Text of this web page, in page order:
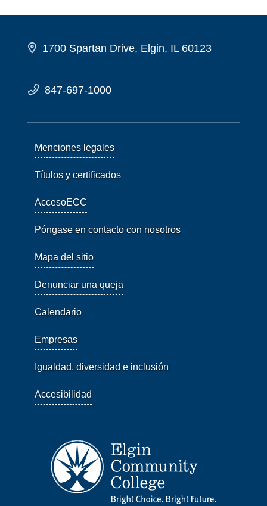
1700 Spartan Drive, Elgin, IL 60123
847-697-1000
Menciones legales
Títulos y certificados
AccesoECC
Póngase en contacto con nosotros
Mapa del sitio
Denunciar una queja
Calendario
Empresas
Igualdad, diversidad e inclusión
Accesibilidad